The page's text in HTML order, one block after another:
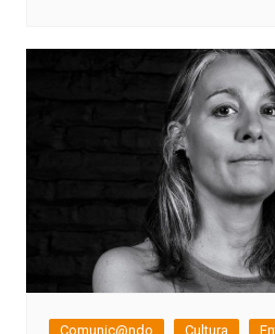
Comunic@ndo Cultura